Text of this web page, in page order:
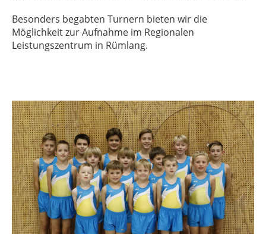
Besonders begabten Turnern bieten wir die
Möglichkeit zur Aufnahme im Regionalen
Leistungszentrum in Rümlang.